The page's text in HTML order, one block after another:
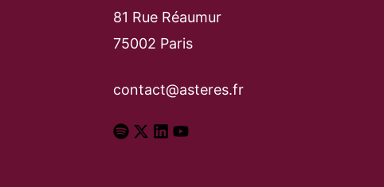
81 Rue Réaumur
75002 Paris
contact@asteres.fr